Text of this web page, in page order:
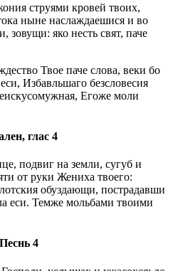
струями кровей твоих,
ныне наслаждаешися и во
зовущи: яко несть свят, паче
Твое паче слова, веки бо
Избавльшаго безсловесия
Егоже моли
глас 4
подвиг на земли, сугуб и
от руки Жениха твоего:
обуздающи, пострадавши
еси. Темже мольбами твоими
Песнь 4